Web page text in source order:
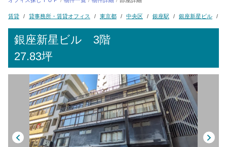
賃貸 貸事務所・賃貸オフィス 東京都 中央区 銀座駅 銀座新星ビル
銀座新星ビル 3階
27.83坪